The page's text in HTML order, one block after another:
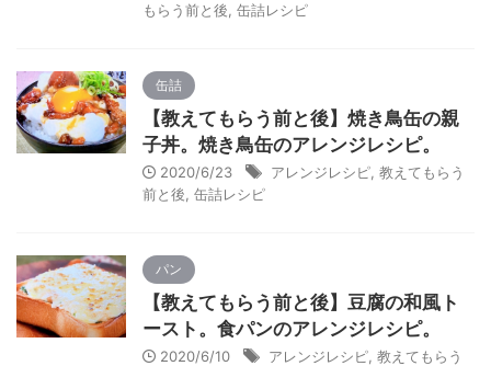
もらう前と後 缶詰レシピ
缶詰
【教えてもらう前と後】焼き鳥缶の親
子丼。焼き鳥缶のアレンジレシピ。
2020/6/23 アレンジレシピ 教えてもらう
前と後 缶詰レシピ
パン
【教えてもらう前と後】豆腐の和風ト
ースト。食パンのアレンジレシピ。
2020/6/10 アレンジレシピ 教えてもらう